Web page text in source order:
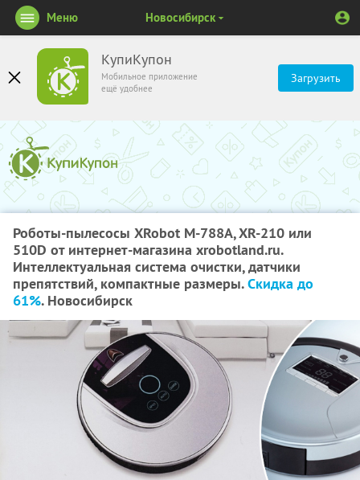
КупиКупон
Мобильное приложение
ещё удобнее
Загрузить
Меню Новосибирск
Роботы-пылесосы XRobot M-788A, XR-210 или
510D от интернет-магазина xrobotland.ru.
Интеллектуальная система очистки, датчики
препятствий, компактные размеры.Скидка до
61%. Новосибирск